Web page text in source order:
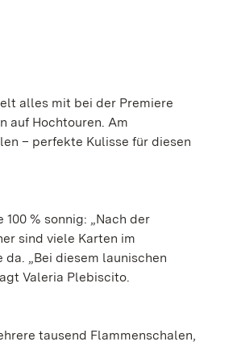
alles mit bei der Premiere
auf Hochtouren. Am
– perfekte Kulisse für diesen
% sonnig: „Nach der
sind viele Karten im
„Bei diesem launischen
Valeria Plebiscito.
tausend Flammenschalen,